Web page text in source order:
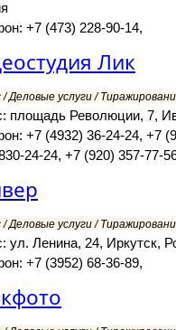
+7 (473) 228-90-14,
Лик
/ Деловые услуги /
площадь Революции, 7,
+7 (4932) 36-24-24, +7
24-24, +7 (920) 357-77-
/ Деловые услуги /
ул. Ленина, 24, Иркутск,
+7 (3952) 68-36-89,